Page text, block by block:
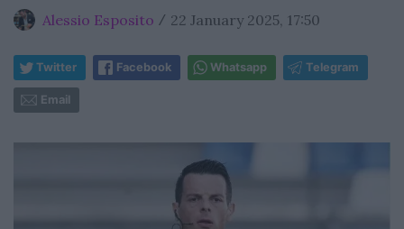
Alessio Esposito / 22 January 2025, 17:50
Twitter Facebook Whatsapp Telegram
Email